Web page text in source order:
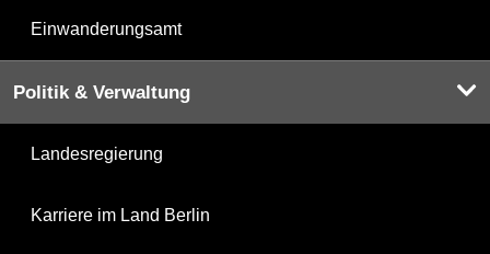
Einwanderungsamt
Politik & Verwaltung
Landesregierung
Karriere im Land Berlin